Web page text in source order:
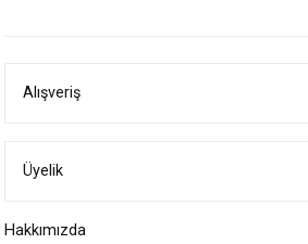
Ürün bilgilerinde hatalar bulunuyor.
Bu ürüne benzer farklı alternatifler olmalı.
Alışveriş
Üyelik
Hakkımızda